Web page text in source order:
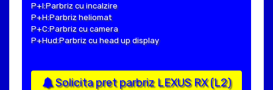
P+I:Parbriz cu incalzire
P+H:Parbriz heliomat
P+C:Parbriz cu camera
P+Hud:Parbriz cu head up display
Solicita pret parbriz LEXUS RX (L2)